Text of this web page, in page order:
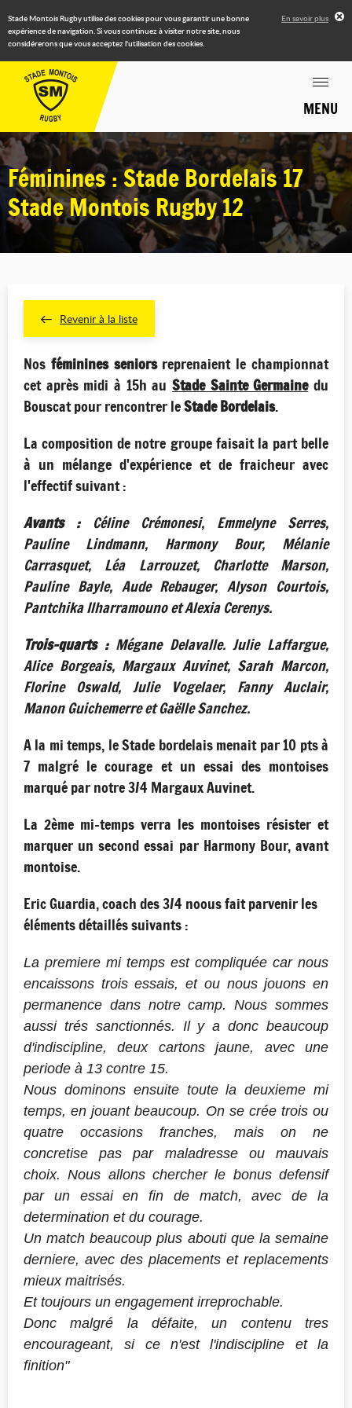
Stade Montois Rugby utilise des cookies pour vous garantir une bonne
expérience de navigation. Si vous continuez à visiter notre site, nous
considérerons que vous acceptez l'utilisation des cookies.
En savoir plus
MENU
Féminines : Stade Bordelais 17
Stade Montois Rugby 12
Revenir à la liste
Nos féminines seniorsreprenaient le championnat
cet après midi à 15h au Stade Sainte Germaine du
Bouscat pour rencontrer leStade Bordelais.
La composition de notre groupe faisait la part belle
à un mélange d'expérience et de fraicheur avec
l'effectif suivant :
Avants :Céline Crémonesi, Emmelyne Serres,
Pauline Lindmann, Harmony Bour, Mélanie
Carrasquet, Léa Larrouzet, Charlotte Marson,
Pauline Bayle, Aude Rebauger, Alyson Courtois,
Pantchika Ilharramouno et Alexia Cerenys.
Trois-quarts :Mégane Delavalle. Julie Laffargue,
Alice Borgeais, Margaux Auvinet, Sarah Marcon,
Florine Oswald, Julie Vogelaer, Fanny Auclair,
Manon Guichemerre et Gaëlle Sanchez.
A la mi temps, le Stade bordelais menait par 10 pts à
7 malgré le courage et un essai des montoises
marqué par notre 3/4 Margaux Auvinet.
La 2ème mi-temps verra les montoises résister et
marquer un second essai par Harmony Bour, avant
montoise.
Eric Guardia, coach des 3/4 noous fait parvenir les
éléments détaillés suivants :
La premiere mi temps est compliquée car nous
encaissons trois essais, et ou nous jouons en
permanence dans notre camp. Nous sommes
aussi trés sanctionnés. Il y a donc beaucoup
d'indiscipline, deux cartons jaune, avec une
periode à 13 contre 15.
Nous dominons ensuite toute la deuxieme mi
temps, en jouant beaucoup. On se crée trois ou
quatre occasions franches, mais on ne
concretise pas par maladresse ou mauvais
choix. Nous allons chercher le bonus defensif
par un essai en fin de match, avec de la
determination et du courage.
Un match beaucoup plus abouti que la semaine
derniere, avec des placements et replacements
mieux maitrisés.
Et toujours un engagement irreprochable.
Donc malgré la défaite, un contenu tres
encourageant, si ce n'est l'indiscipline et la
finition"